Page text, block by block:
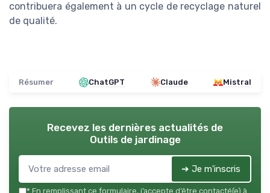
contribuera également à un cycle de recyclage naturel
de qualité.
Résumer ChatGPT Claude Mistral
Recevez les dernières actualités de
Outils de jardinage
➔ Je m'inscris
* En remplissant ce formulaire, j’accepte d’être contacté(e) à